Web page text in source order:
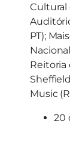
Cultural
PT);
Reitoria
Music
20